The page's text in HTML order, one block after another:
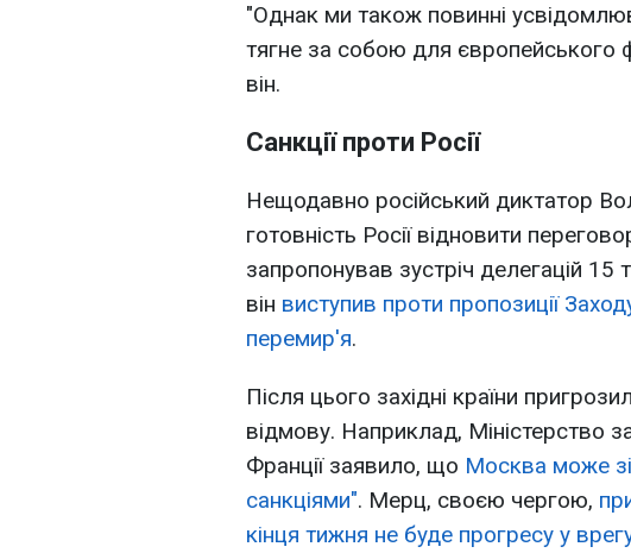
"Однак ми також повинні
тягне за собою для європейського
він.
Санкції проти Росії
Нещодавно російський диктатор
готовність Росії відновити
запропонував зустріч делегацій
він виступив проти пропозиції
перемир'я.
Після цього західні країни
відмову. Наприклад, Міністерство
Франції заявило, що Москва може
санкціями". Мерц, своєю чергою,
кінця тижня не буде прогресу у